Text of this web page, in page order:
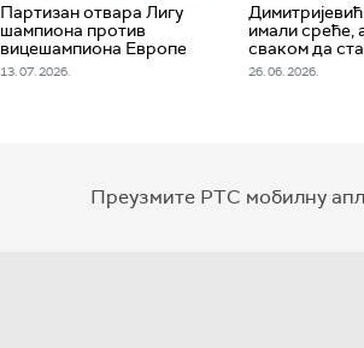
Партизан отвара Лигу
шампиона против
вицешампиона Европе
13. 07. 2026.
имали среће,
сваком да
26. 06. 2026.
Преузмите РТС мобилну